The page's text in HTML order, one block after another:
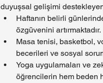
duyuşsal gelişimi
Haftanın belirli
özgüvenini artırmaktadır.
Masa tenisi, basketbol,
becerileri ve sosyal
Yoga uygulamaları ve
öğrencilerin hem beden